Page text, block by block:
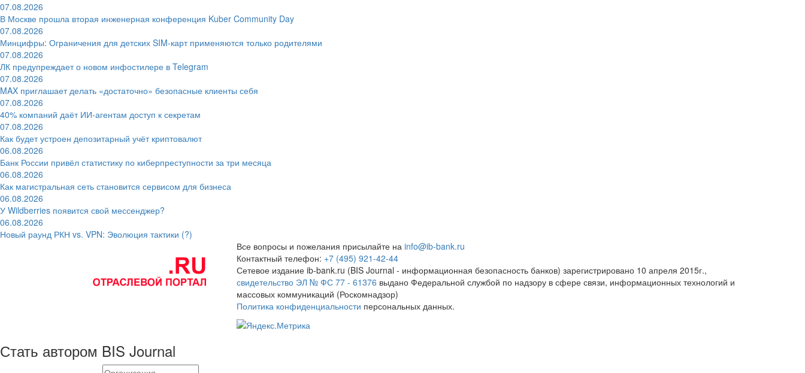
07.08.2026
В Москве прошла вторая инженерная конференция Kuber Community Day
07.08.2026
Минцифры: Ограничения для детских SIM-карт применяются только родителями
07.08.2026
ЛК предупреждает о новом инфостилере в Telegram
07.08.2026
MAX приглашает делать «достаточно» безопасные клиенты себя
07.08.2026
40% компаний даёт ИИ‑агентам доступ к секретам
07.08.2026
Как будет устроен депозитарный учёт криптовалют
06.08.2026
Банк России привёл статистику по киберпреступности за три месяца
06.08.2026
Как магистральная сеть становится сервисом для бизнеса
06.08.2026
У Wildberries появится свой мессенджер?
06.08.2026
Новый раунд РКН vs. VPN: Эволюция тактики (?)
Все вопросы и пожелания присылайте на info@ib-bank.ru
Контактный телефон: +7 (495) 921-42-44
Сетевое издание ib-bank.ru (BIS Journal - информационная безопасность банков) зарегистрировано 10 апреля 2015г.,
свидетельство ЭЛ № ФС 77 - 61376 выдано Федеральной службой по надзору в сфере связи, информационных технологий и
массовых коммуникаций (Роскомнадзор)
Политика конфиденциальности персональных данных.
Стать автором BIS Journal